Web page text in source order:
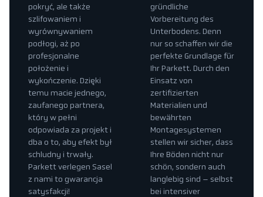
gründliche
Vorbereitung des
Unterbodens. Denn
nur so schaffen wir die
perfekte Grundlage für
Ihr Parkett. Durch den
Einsatz von
zertifizierten
Materialien und
bewährten
Montagesystemen
stellen wir sicher, dass
Ihre Böden nicht nur
schön, sondern auch
langlebig sind – selbst
bei intensiver
pokryć, ale także
szlifowaniem i
wyrównywaniem
podłogi, aż po
profesjonalne
położenie i
wykończenie. Dzięki
temu macie jednego,
zaufanego partnera,
który w pełni
odpowiada za projekt i
dba o to, aby efekt był
schludny i trwały.
Parkett verlegen Sasel
z nami to gwarancja
satysfakcji!